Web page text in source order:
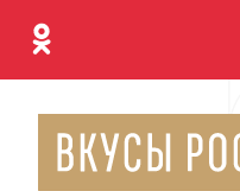
Одноклассники